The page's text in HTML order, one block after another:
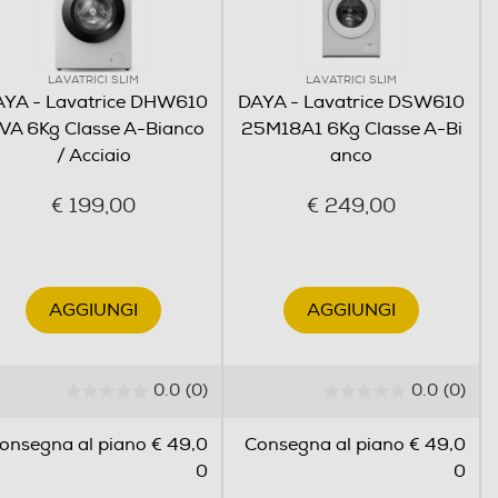
LAVATRICI SLIM
- Lavatrice DHW610
6Kg Classe A-Bianco
/ Acciaio
€ 199,00
AGGIUNGI
LAVATRICI SLIM
DAYA - Lavatrice DSW610
25M18A1 6Kg Classe A-Bi
anco
€ 249,00
AGGIUNGI
0.0 (0) 0.0 (0)
al piano € 49,0
0
Consegna al piano € 49,0
0